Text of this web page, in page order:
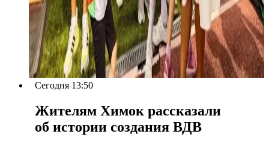
Сегодня 13:50
Жителям Химок рассказали
об истории создания ВДВ